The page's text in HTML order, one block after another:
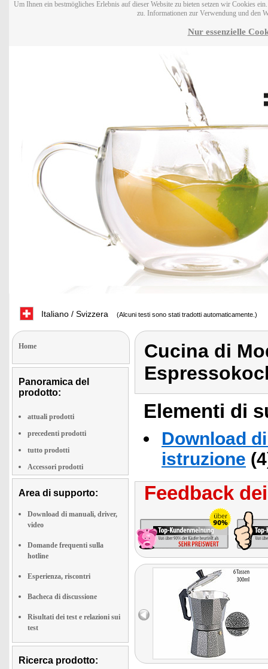
Um Ihnen ein bestmögliches Erlebnis auf dieser Website zu bieten setzen wir Cookies
zu. Informationen zur Verwendung und den
Nur essenzielle
Italiano / Svizzera (Alcuni testi sono stati tradotti automaticamente.)
Home
Panoramica del
prodotto:
attuali prodotti
precedenti prodotti
tutto prodotti
Accessori prodotti
Area di supporto:
Download di manuali, driver,
video
Domande frequenti sulla
hotline
Esperienza, riscontri
Bacheca di discussione
Risultati dei test e relazioni sui
test
Ricerca prodotto:
Cucina di
Elementi di
Download
istruzione
Feedback